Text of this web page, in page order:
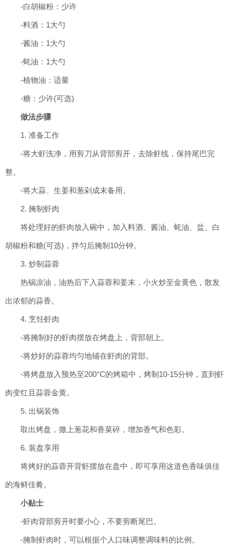
-白胡椒粉：少许
-料酒：1大勺
-酱油：1大勺
-蚝油：1大勺
-植物油：适量
-糖：少许(可选)
做法步骤
1. 准备工作
-将大虾洗净，用剪刀从背部剪开，去除虾线，保持尾巴完
整。
-将大蒜、生姜和葱剁成末备用。
2. 腌制虾肉
将处理好的虾肉放入碗中，加入料酒、酱油、蚝油、盐、白
胡椒粉和糖(可选)，拌匀后腌制10分钟。
3. 炒制蒜蓉
热锅凉油，油热后下入蒜蓉和姜末，小火炒至金黄色，散发
出浓郁的蒜香。
4. 烹饪虾肉
-将腌制好的虾肉摆放在烤盘上，背部朝上。
-将炒好的蒜蓉均匀地铺在虾肉的背部。
-将烤盘放入预热至200°C的烤箱中，烤制10-15分钟，直到虾
肉变红且蒜蓉金黄。
5. 出锅装饰
取出烤盘，撒上葱花和香菜碎，增加香气和色彩。
6. 装盘享用
将烤好的蒜蓉开背虾摆放在盘中，即可享用这道色香味俱佳
的海鲜佳肴。
小贴士
-虾肉背部剪开时要小心，不要剪断尾巴。
-腌制虾肉时，可以根据个人口味调整调味料的比例。